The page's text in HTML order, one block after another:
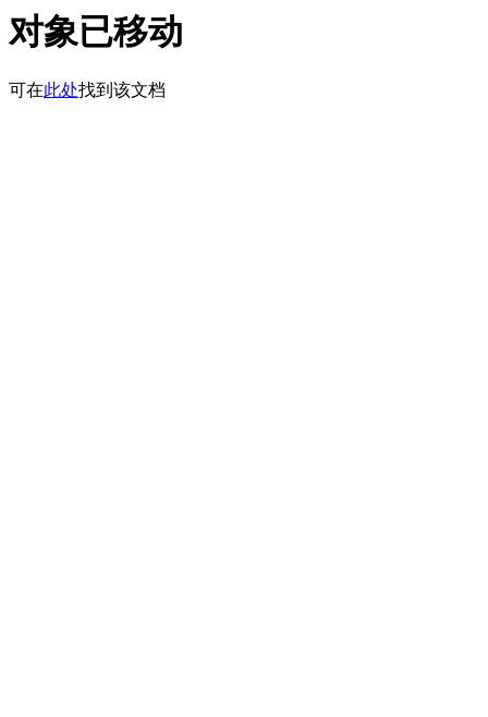
对象已移动
可在此处找到该文档